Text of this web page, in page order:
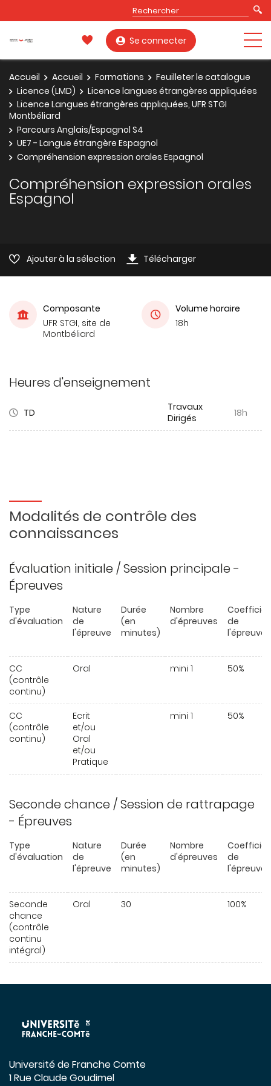
Se connecter
Accueil Accueil Formations
Feuilleter le catalogue
Licence (LMD)
Licence langues étrangères appliquées
Licence Langues étrangères appliquées, UFR STGI
Montbéliard
Parcours Anglais/Espagnol S4
UE7 - Langue étrangère Espagnol
Compréhension expression orales Espagnol
Compréhension expression orales
Espagnol
Ajouter à la sélection Télécharger
Composante
UFR STGI, site de
Montbéliard
Volume horaire
18h
Heures d'enseignement
TD
Travaux
Dirigés
18h
Modalités de contrôle des
connaissances
Évaluation initiale / Session principale -
Épreuves
Type
d'évaluation
Nature
de
l'épreuve
Durée
(en
minutes)
Nombre
d'épreuves
de
l'épreuve
CC
(contrôle
continu)
Oral mini 1 50%
CC
(contrôle
continu)
Ecrit
et/ou
Oral
et/ou
Pratique
mini 1 50%
Seconde chance / Session de rattrapage
- Épreuves
Type
d'évaluation
Nature
de
l'épreuve
Durée
(en
minutes)
Nombre
d'épreuves
de
l'épreuve
Seconde
chance
(contrôle
continu
intégral)
Oral 30 100%
Université de Franche Comte
1 Rue Claude Goudimel